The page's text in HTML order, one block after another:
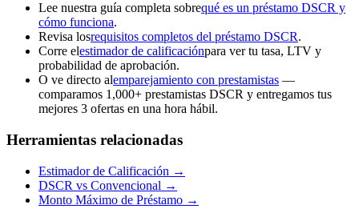
Lee nuestra guía completa sobrequé es un préstamo DSCR y
cómo funciona.
Revisa losrequisitos completos del préstamo DSCR.
Corre elestimador de calificaciónpara ver tu tasa, LTV y
probabilidad de aprobación.
O ve directo alemparejamiento con prestamistas —
comparamos 1,000+ prestamistas DSCR y entregamos tus
mejores 3 ofertas en una hora hábil.
Herramientas relacionadas
Estimador de Calificación →
DSCR vs Convencional →
Monto Máximo de Préstamo →